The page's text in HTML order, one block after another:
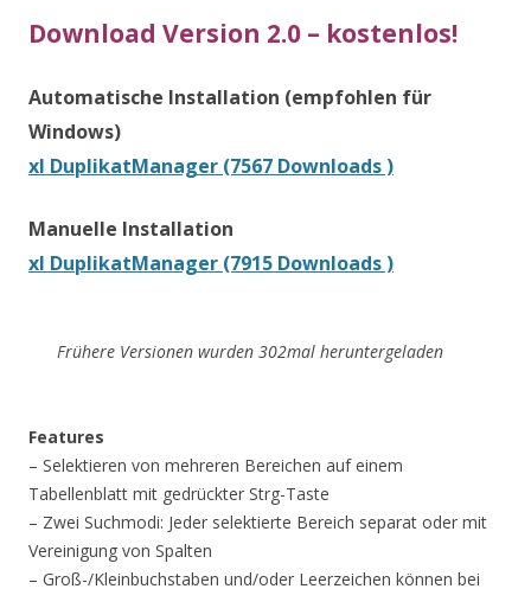
Download Version 2.0 – kostenlos!
Automatische Installation (empfohlen für
Windows)
xl DuplikatManager (7567 Downloads )
Manuelle Installation
xl DuplikatManager (7915 Downloads )
Frühere Versionen wurden 302mal heruntergeladen
Features
– Selektieren von mehreren Bereichen auf einem
Tabellenblatt mit gedrückter Strg-Taste
– Zwei Suchmodi: Jeder selektierte Bereich separat oder mit
Vereinigung von Spalten
– Groß-/Kleinbuchstaben und/oder Leerzeichen können bei